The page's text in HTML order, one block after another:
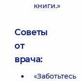
книги.»
Советы
от
врача:
«Заботьтесь